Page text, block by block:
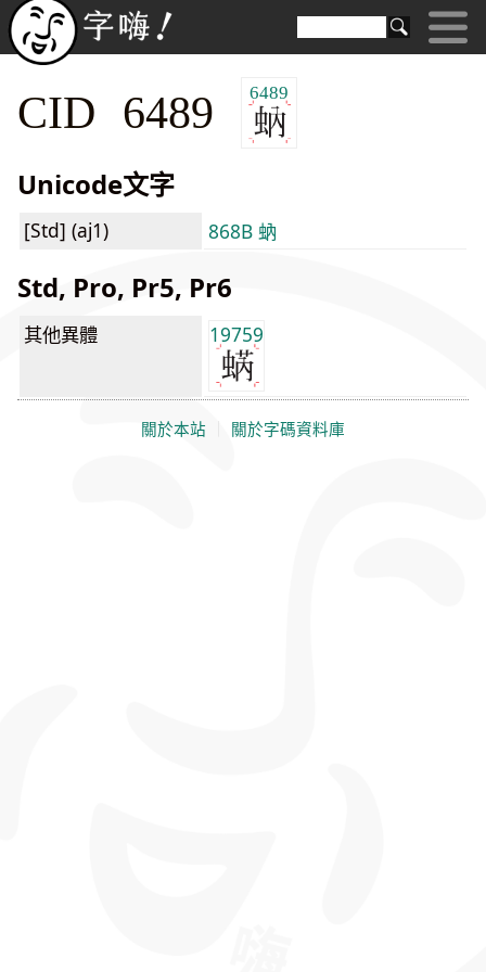
CID 6489 6489
Unicode文字
[Std] (aj1) 868B 蚋
Std, Pro, Pr5, Pr6
其他異體 19759
關於本站 關於字碼資料庫